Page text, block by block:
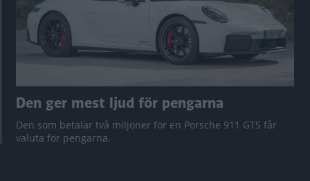
Den ger mest ljud för pengarna
Den som betalar två miljoner för en Porsche 911 GTS får
valuta för pengarna.